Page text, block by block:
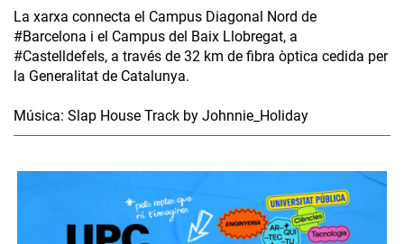
La xarxa connecta el Campus Diagonal Nord de
#Barcelona i el Campus del Baix Llobregat, a
#Castelldefels, a través de 32 km de fibra òptica cedida per
la Generalitat de Catalunya.
Música: Slap House Track by Johnnie_Holiday